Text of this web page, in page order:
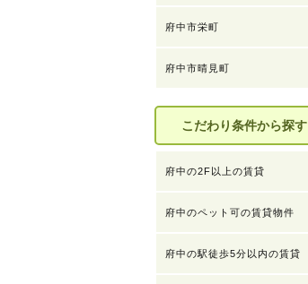
府中市栄町
府中市晴見町
こだわり条件から探す
府中の2F以上の賃貸
府中のペット可の賃貸物件
府中の駅徒歩5分以内の賃貸